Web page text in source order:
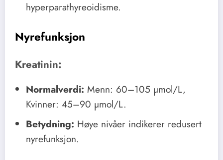
hyperparathyreoidisme.
Nyrefunksjon
Kreatinin:
Normalverdi: Menn: 60–105 µmol/L,
Kvinner: 45–90 µmol/L.
Betydning: Høye nivåer indikerer redusert
nyrefunksjon.